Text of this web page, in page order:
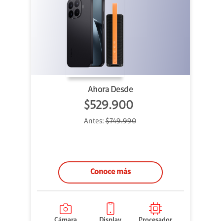
Ahora Desde
$529.900
Antes:$749.990
Conoce más